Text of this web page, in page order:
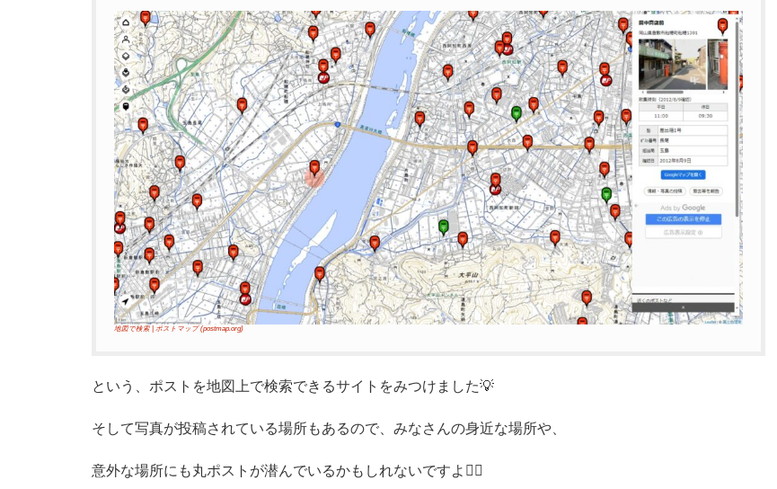
地図で検索 | ポストマップ (postmap.org)
という、ポストを地図上で検索できるサイトをみつけました💡
そして写真が投稿されている場所もあるので、みなさんの身近な場所や、
意外な場所にも丸ポストが潜んでいるかもしれないですよ💁‍♀️